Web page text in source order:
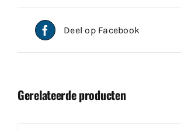
Deel op Facebook
Gerelateerde producten